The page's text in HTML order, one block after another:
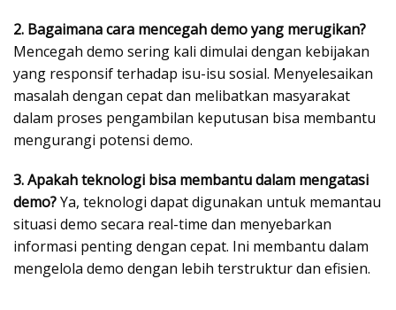
2. Bagaimana cara mencegah demo yang merugikan?
Mencegah demo sering kali dimulai dengan kebijakan
yang responsif terhadap isu-isu sosial. Menyelesaikan
masalah dengan cepat dan melibatkan masyarakat
dalam proses pengambilan keputusan bisa membantu
mengurangi potensi demo.
3. Apakah teknologi bisa membantu dalam mengatasi
demo?Ya, teknologi dapat digunakan untuk memantau
situasi demo secara real-time dan menyebarkan
informasi penting dengan cepat. Ini membantu dalam
mengelola demo dengan lebih terstruktur dan efisien.